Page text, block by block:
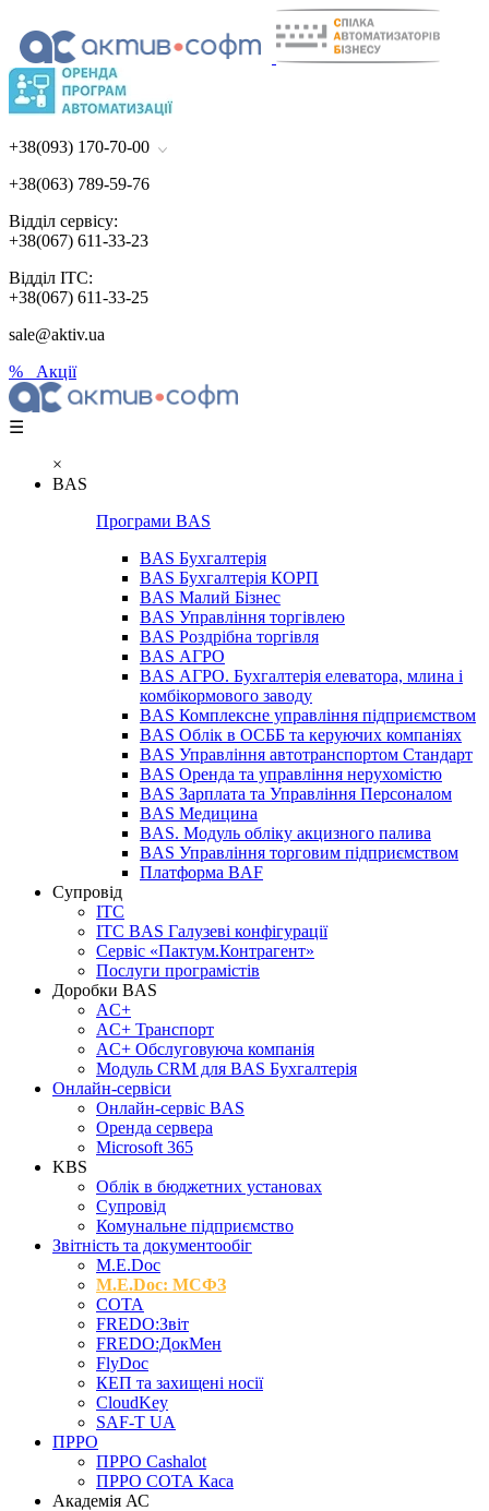
+38(093) 170-70-00
+38(063) 789-59-76
Відділ сервісу:
+38(067) 611-33-23
Відділ ІТС:
+38(067) 611-33-25
sale@aktiv.ua
% Акції
☰
×
BAS
Програми BAS
BAS Бухгалтерія
BAS Бухгалтерія КОРП
BAS Малий Бізнес
BAS Управління торгівлею
BAS Роздрібна торгівля
BAS АГРО
BAS АГРО. Бухгалтерія елеватора, млина і
комбікормового заводу
BAS Комплексне управління підприємством
BAS Облік в ОСББ та керуючих компаніях
BAS Управління автотранспортом Стандарт
BAS Оренда та управління нерухомістю
BAS Зарплата та Управління Персоналом
BAS Медицина
BAS. Модуль обліку акцизного палива
BAS Управління торговим підприємством
Платформа BAF
Супровід
ІТС
ІТС BAS Галузеві конфігурації
Сервіс «Пактум.Контрагент»
Послуги програмістів
Доробки BAS
AC+
AC+ Транспорт
AC+ Обслуговуюча компанія
Модуль CRM для BAS Бухгалтерія
Онлайн-сервіси
Онлайн-сервіс BAS
Оренда сервера
Microsoft 365
KBS
Облік в бюджетних установах
Супровід
Комунальне підприємство
Звітність та документообіг
M.Е.Doc
M.E.Doc: МСФЗ
СОТА
FREDO:Звіт
FREDO:ДокМен
FlyDoc
КЕП та захищені носії
CloudKey
SAF-T UA
ПРРО
ПРРО Cashalot
ПРРО СОТА Каса
Академія АС